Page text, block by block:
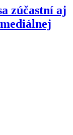
zúčastní aj